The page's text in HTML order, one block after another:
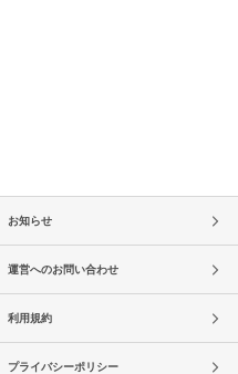
お知らせ
運営へのお問い合わせ
利用規約
プライバシーポリシー